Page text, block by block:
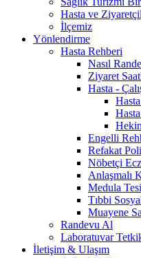
Hasta ve
İlçemiz
Yönlendirme
Hasta Rehberi
Nasıl
Ziyaret
Hasta -
Engelli
Refakat
Nöbetçi
Anlaşmalı
Medula
Tıbbi
Muayene
Randevu Al
Laboratuvar
İletişim & Ulaşım